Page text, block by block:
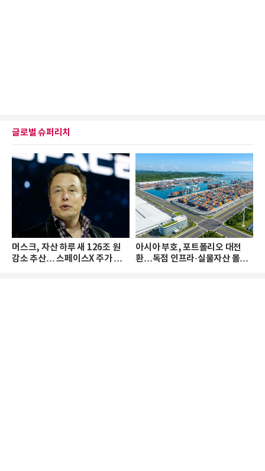
글로벌 슈퍼리치
머스크, 자산 하루 새 126조 원
감소 추산… 스페이스X 주가 하
아시아 부호, 포트폴리오 대전
환…독점 인프라·실물자산 몰린